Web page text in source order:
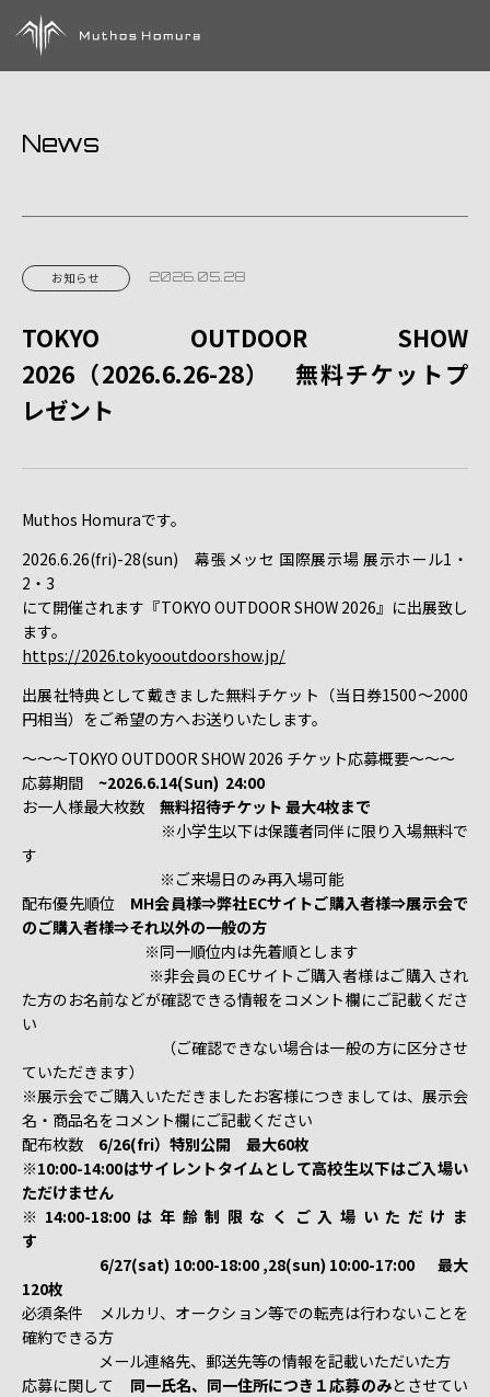
News
お知らせ 2026.05.28
TOKYO OUTDOOR SHOW
2026（2026.6.26-28） 無料チケットプ
レゼント
Muthos Homuraです。
2026.6.26(fri)-28(sun) 幕張メッセ 国際展示場 展示ホール1・
2・3
にて開催されます『TOKYO OUTDOOR SHOW 2026』に出展致し
ます。
https://2026.tokyooutdoorshow.jp/
出展社特典として戴きました無料チケット（当日券1500～2000
円相当）をご希望の方へお送りいたします。
～～～TOKYO OUTDOOR SHOW 2026 チケット応募概要～～～
応募期間 ~2026.6.14(Sun) 24:00
お一人様最大枚数 無料招待チケット 最大4枚まで
※小学生以下は保護者同伴に限り入場無料で
す
※ご来場日のみ再入場可能
配布優先順位 MH会員様⇒弊社ECサイトご購入者様⇒展示会で
のご購入者様⇒それ以外の一般の方
※同一順位内は先着順とします
※非会員のECサイトご購入者様はご購入され
た方のお名前などが確認できる情報をコメント欄にご記載くださ
い
（ご確認できない場合は一般の方に区分させ
ていただきます）
※展示会でご購入いただきましたお客様につきましては、展示会
名・商品名をコメント欄にご記載ください
配布枚数 6/26(fri）特別公開 最大60枚
※10:00-14:00はサイレントタイムとして高校生以下はご入場い
ただけません
※14:00-18:00は年齢制限なくご入場いただけま
す
6/27(sat) 10:00-18:00 ,28(sun) 10:00-17:00
最大
120枚
必須条件 メルカリ、オークション等での転売は行わないことを
確約できる方
メール連絡先、郵送先等の情報を記載いただいた方
応募に関して 同一氏名、同一住所につき１応募のみとさせてい